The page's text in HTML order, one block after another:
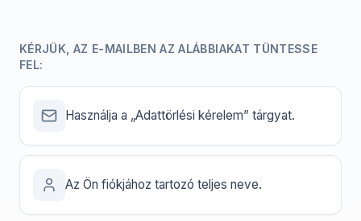
KÉRJÜK, AZ E-MAILBEN AZ ALÁBBIAKAT TÜNTESSE
FEL:
Használja a „Adattörlési kérelem” tárgyat.
Az Ön fiókjához tartozó teljes neve.